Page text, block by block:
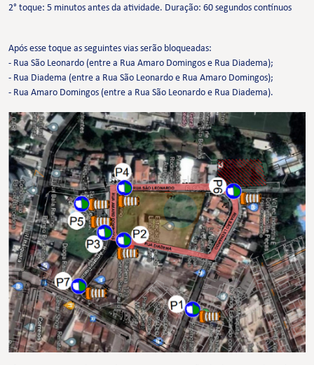
2° toque: 5 minutos antes da atividade. Duração: 60 segundos contínuos
Após esse toque as seguintes vias serão bloqueadas:
- Rua São Leonardo (entre a Rua Amaro Domingos e Rua Diadema);
- Rua Diadema (entre a Rua São Leonardo e Rua Amaro Domingos);
- Rua Amaro Domingos (entre a Rua São Leonardo e Rua Diadema).